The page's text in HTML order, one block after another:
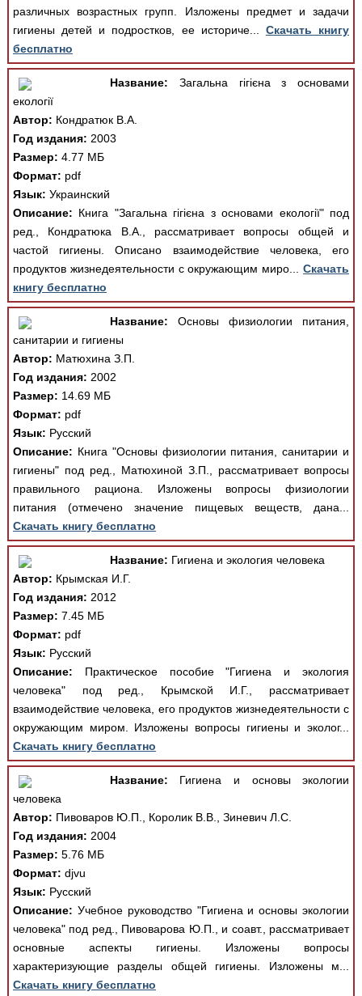
различных возрастных групп. Изложены предмет и задачи
гигиены детей и подростков, ее историче... Скачать книгу
бесплатно
Название: Загальна гігієна з основами
екології
Автор: Кондратюк В.А.
Год издания: 2003
Размер: 4.77 МБ
Формат: pdf
Язык: Украинский
Описание: Книга "Загальна гігієна з основами екології" под
ред., Кондратюка В.А., рассматривает вопросы общей и
частой гигиены. Описано взаимодействие человека, его
продуктов жизнедеятельности с окружающим миро...Скачать
книгу бесплатно
Название: Основы физиологии питания,
санитарии и гигиены
Автор: Матюхина З.П.
Год издания: 2002
Размер: 14.69 МБ
Формат: pdf
Язык: Русский
Описание: Книга "Основы физиологии питания, санитарии и
гигиены" под ред., Матюхиной З.П., рассматривает вопросы
правильного рациона. Изложены вопросы физиологии
питания (отмечено значение пищевых веществ, дана...
Скачать книгу бесплатно
Название: Гигиена и экология человека
Автор: Крымская И.Г.
Год издания: 2012
Размер: 7.45 МБ
Формат: pdf
Язык: Русский
Описание: Практическое пособие "Гигиена и экология
человека" под ред., Крымской И.Г., рассматривает
взаимодействие человека, его продуктов жизнедеятельности с
окружающим миром. Изложены вопросы гигиены и эколог...
Скачать книгу бесплатно
Название: Гигиена и основы экологии
человека
Автор: Пивоваров Ю.П., Королик В.В., Зиневич Л.С.
Год издания: 2004
Размер: 5.76 МБ
Формат: djvu
Язык: Русский
Описание: Учебное руководство "Гигиена и основы экологии
человека" под ред., Пивоварова Ю.П., и соавт., рассматривает
основные аспекты гигиены. Изложены вопросы
характеризующие разделы общей гигиены. Изложены м...
Скачать книгу бесплатно